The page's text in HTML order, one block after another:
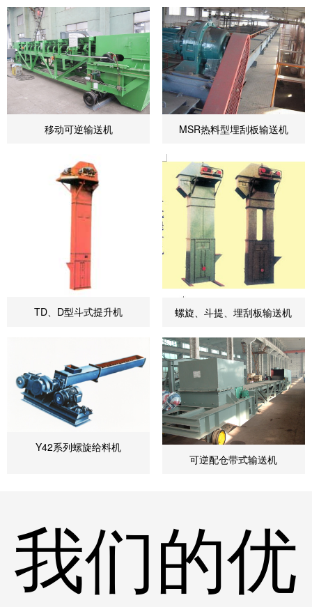
移动可逆输送机 MSR热料型埋刮板输送机
TD、D型斗式提升机 螺旋、斗提、埋刮板输送机
Y42系列螺旋给料机
可逆配仓带式输送机
我们的优